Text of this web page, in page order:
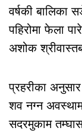
वर्षकी बालिका
पहिरोमा फेला
अशोक
प्रहरीका
शव नग्न
सदरमुकाम